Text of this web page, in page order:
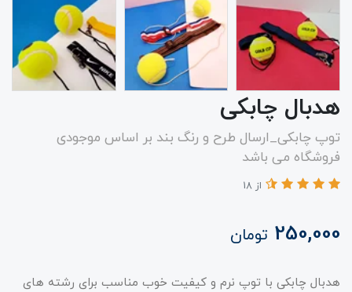
هدبال چابکی
توپ چابکی_ارسال طرح و رنگ بند بر اساس موجودی
فروشگاه می باشد
از 18
250,000 تومان
هدبال چابکی با توپ نرم و کیفیت خوب مناسب برای رشته های